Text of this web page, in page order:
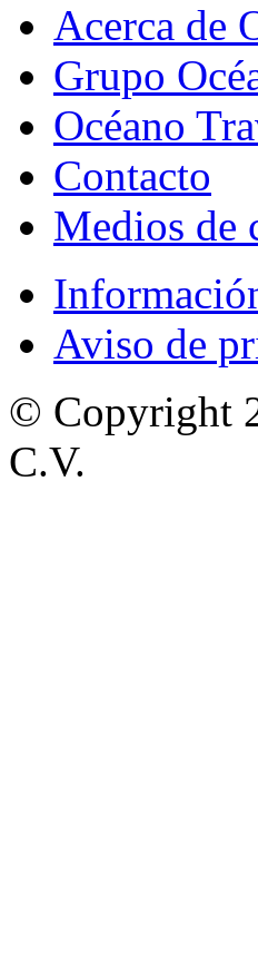
Acerca de
Grupo
Océano
Contacto
Medios de
Aviso de
© Copyright
C.V.